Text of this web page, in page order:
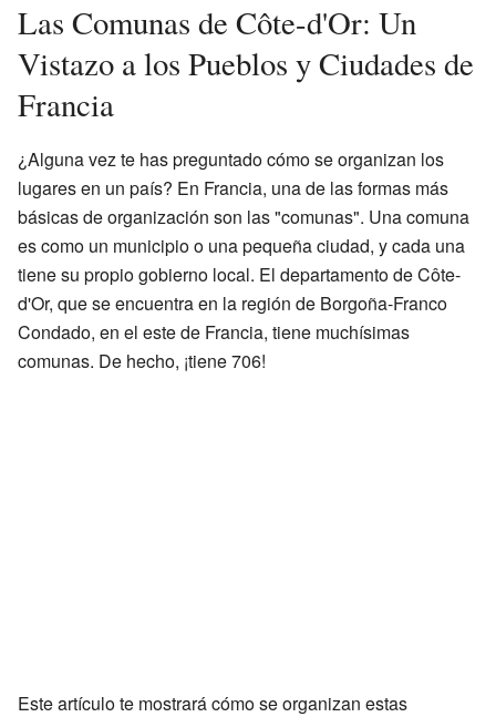
Las Comunas de Côte-d'Or: Un
Vistazo a los Pueblos y Ciudades de
Francia
¿Alguna vez te has preguntado cómo se organizan los
lugares en un país? En Francia, una de las formas más
básicas de organización son las "comunas". Una comuna
es como un municipio o una pequeña ciudad, y cada una
tiene su propio gobierno local. El departamento de Côte-
d'Or, que se encuentra en la región de Borgoña-Franco
Condado, en el este de Francia, tiene muchísimas
comunas. De hecho, ¡tiene 706!
Este artículo te mostrará cómo se organizan estas